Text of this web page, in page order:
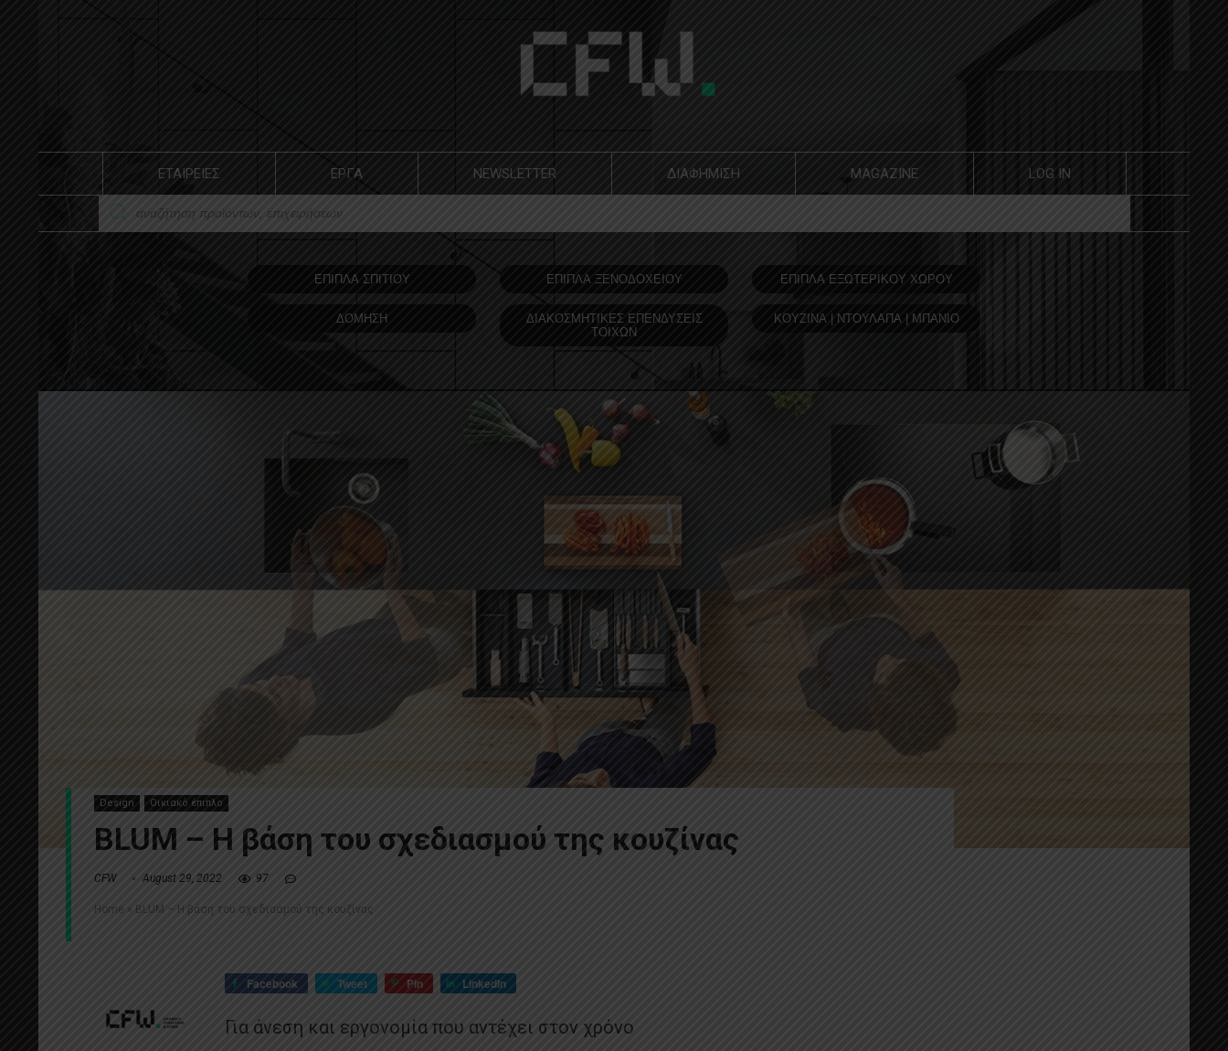
ΕΤΑΙΡΕΙΕΣ ΕΡΓΑ NEWSLETTER ΔΙΑΦΗΜΙΣΗ MAGAZINE LOG IN
ΕΠΙΠΛΑ ΣΠΙΤΙΟΥ ΕΠΙΠΛΑ ΞΕΝΟΔOΧΕΙΟΥ ΕΠΙΠΛΑ ΕΞΩΤΕΡΙΚΟΥ ΧΩΡΟΥ
ΔΟΜΗΣΗ
ΔΙΑΚΟΣΜΗΤΙΚΕΣ ΕΠΕΝΔΥΣΕΙΣ
ΤΟΙΧΩΝ
ΚΟΥΖΙΝΑ | ΝΤΟΥΛΑΠΑ | ΜΠΑΝΙΟ
Design Οικιακό έπιπλο
BLUM – Η βάση του σχεδιασμού της κουζίνας
CFW August 29, 2022 97
Home » BLUM – Η βάση του σχεδιασμού της κουζίνας
Facebook Tweet Pin LinkedIn
Για άνεση και εργονομία που αντέχει στον χρόνο